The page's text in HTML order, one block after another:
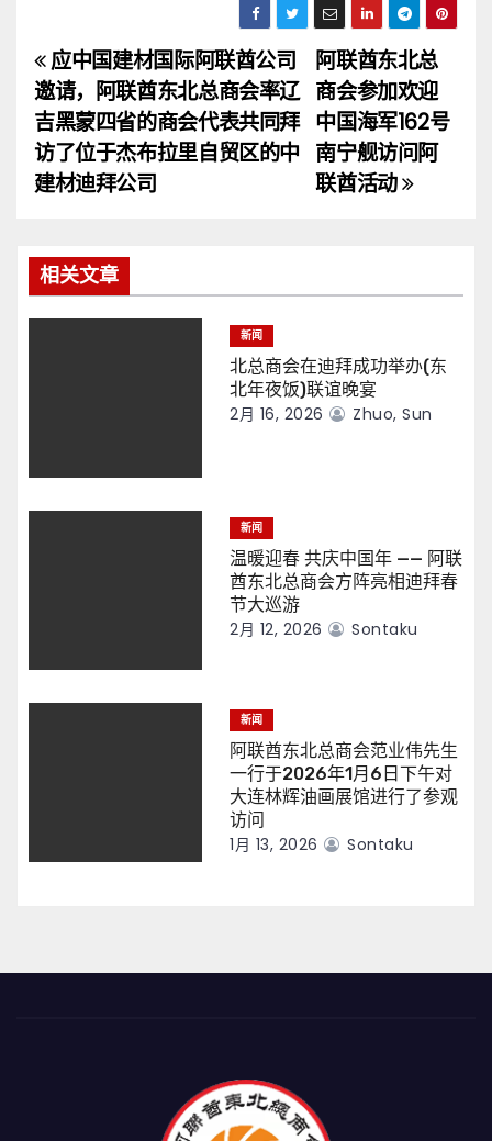
文
章
导
阿联酋东北总
商会参加欢迎
中国海军162号
南宁舰访问阿
联酋活动
应中国建材国际阿联酋公司
邀请，阿联酋东北总商会率辽
吉黑蒙四省的商会代表共同拜
访了位于杰布拉里自贸区的中
建材迪拜公司
相关文章
新闻
北总商会在迪拜成功举办(东
北年夜饭)联谊晚宴
2月 16, 2026 Zhuo, Sun
新闻
温暖迎春 共庆中国年 —— 阿联
酋东北总商会方阵亮相迪拜春
节大巡游
2月 12, 2026 Sontaku
新闻
阿联酋东北总商会范业伟先生
一行于2026年1月6日下午对
大连林辉油画展馆进行了参观
访问
1月 13, 2026 Sontaku